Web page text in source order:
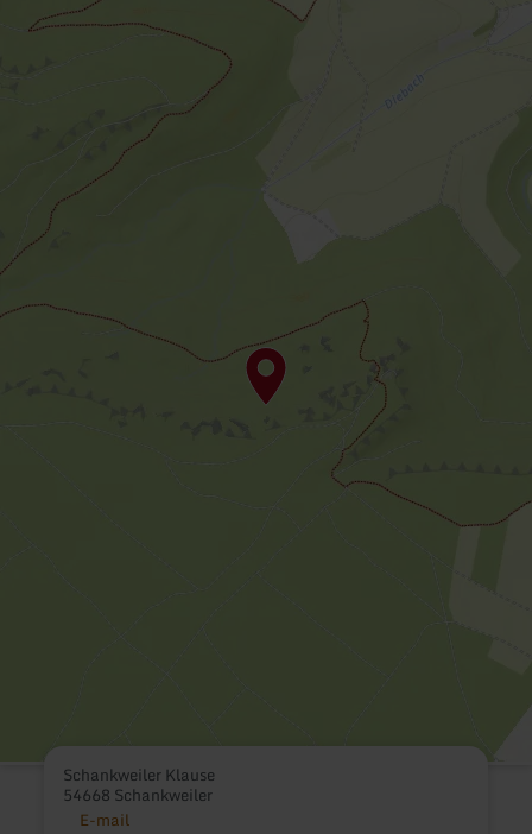
Schankweiler Klause
54668 Schankweiler
E-mail